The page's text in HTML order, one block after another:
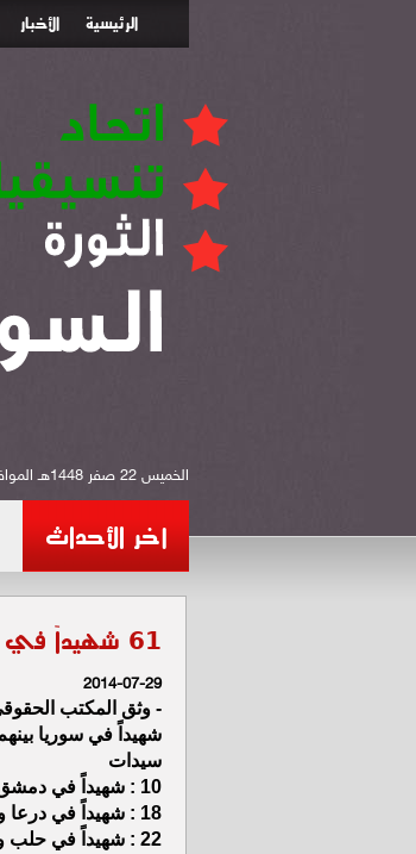
الرئيسية الأخبار
الخميس 22 صفر 1448هـ الموافق 2026-08-06
آخر الأحداث
61 شهيداً في سوريا || التقرير الحقوقي ليوم الأثنين 2014/07/28
2014-07-29
شهيداً في سوريا
سيدات
10 : شهيداً في دمشق وريفها
18 : شهيداً في درعا وريفها
22 : شهيداً في حلب وريفها